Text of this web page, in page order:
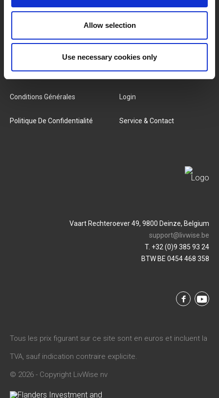
Allow selection
Use necessary cookies only
Nouveaux Produits Offres D'emploi
SERVICES
Conditions Générales
Politique De Confidentialité
MY LIVWISE-PRO LOGIN
Login
Service & Contact
Vaart Rechteroever 49, 9800 Deinze, Belgium
support@livwise.be
T. +32 (0)9 385 93 24
BTW BE 0454 468 358
Tous les prix figurant sur ce site sont en euros et incluent la
TVA, sauf indication contraire explicite.
© 2026 - Copyright LivWise nv